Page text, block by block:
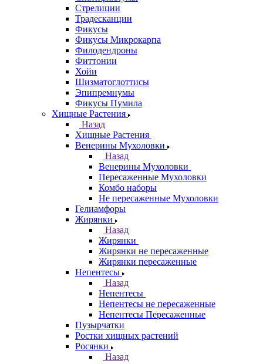
Стрелиции
Традесканции
Фикусы
Фикусы Микрокарпа
Филодендроны
Фиттонии
Хойи
Шизматоглоттисы
Эпипремнумы
Фикусы Пумила
Хищные Растения
Назад
Хищные Растения
Венерины Мухоловки
Назад
Венерины Мухоловки
Пересаженные Мухоловки
Комбо наборы
Не пересаженные Мухоловки
Гелиамфоры
Жирянки
Назад
Жирянки
Жирянки не пересаженные
Жирянки пересаженные
Непентесы
Назад
Непентесы
Непентесы не пересаженные
Непентесы Пересаженные
Пузырчатки
Ростки хищных растений
Росянки
Назад